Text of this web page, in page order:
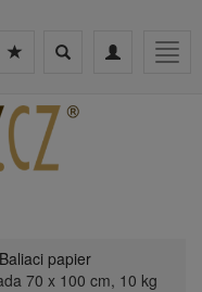
Toggle
Toggle
Baliaci papier
70 x 100 cm, 10 kg